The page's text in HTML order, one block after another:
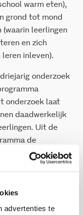
advertenties te
warm eten),
grond tot mond
leerlingen
en zich
leren inleven).
onderzoek
onderzoek laat
daadwerkelijk
Uit de
de
beïnvloedt.